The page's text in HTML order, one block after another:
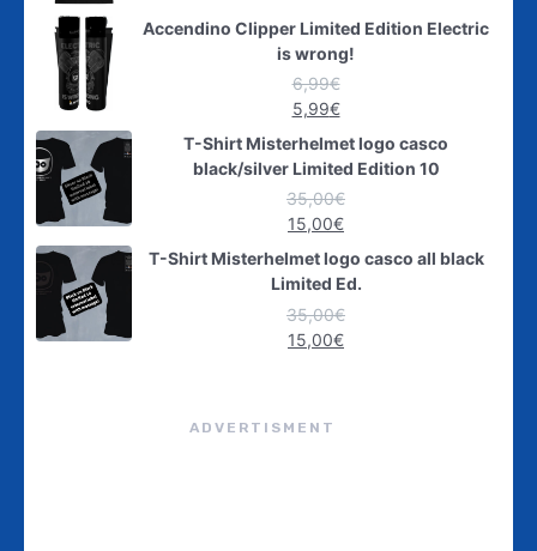
Accendino Clipper Limited Edition Electric
is wrong!
6,99€
5,99€
T-Shirt Misterhelmet logo casco
black/silver Limited Edition 10
35,00€
15,00€
T-Shirt Misterhelmet logo casco all black
Limited Ed.
35,00€
15,00€
ADVERTISMENT